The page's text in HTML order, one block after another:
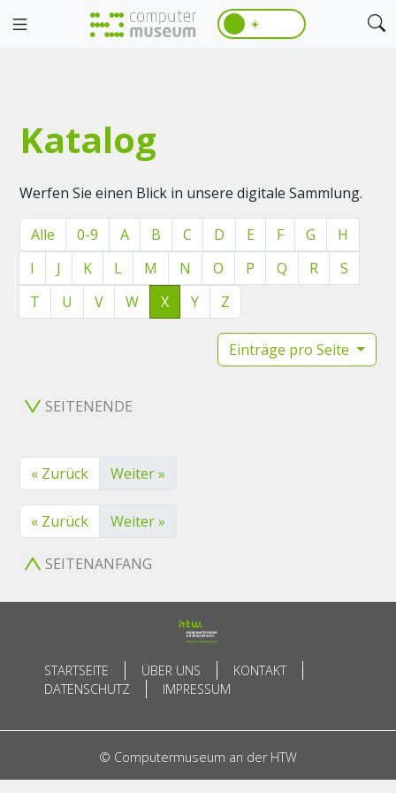
☀️
Katalog
Werfen Sie einen Blick in unsere digitale Sammlung.
Alle 0-9 A B C D E F G
H
I
J K L M N O P Q R
S
T
U V W X Y Z
Einträge pro Seite
SEITENENDE
« Zurück Weiter »
« Zurück Weiter »
SEITENANFANG
STARTSEITE ÜBER UNS
KONTAKT
DATENSCHUTZ
IMPRESSUM
© Computermuseum an der HTW